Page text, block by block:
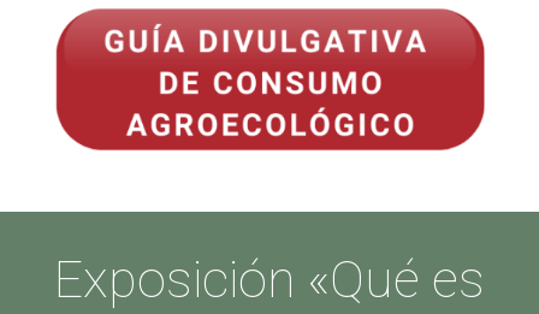
Exposición «Qué es